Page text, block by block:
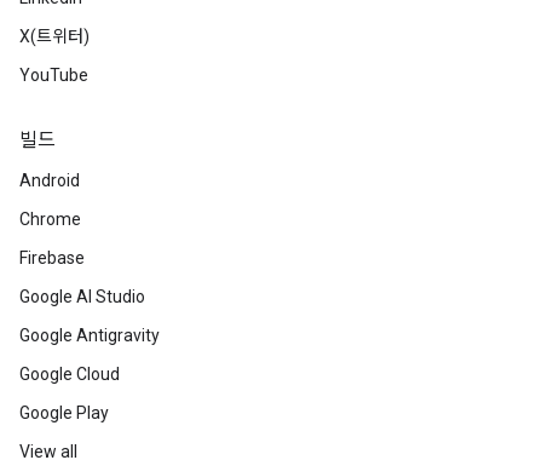
X(트위터)
YouTube
빌드
Android
Chrome
Firebase
Google AI Studio
Google Antigravity
Google Cloud
Google Play
View all